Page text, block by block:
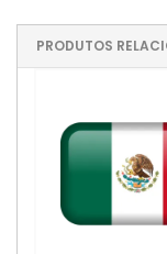
PRODUTOS